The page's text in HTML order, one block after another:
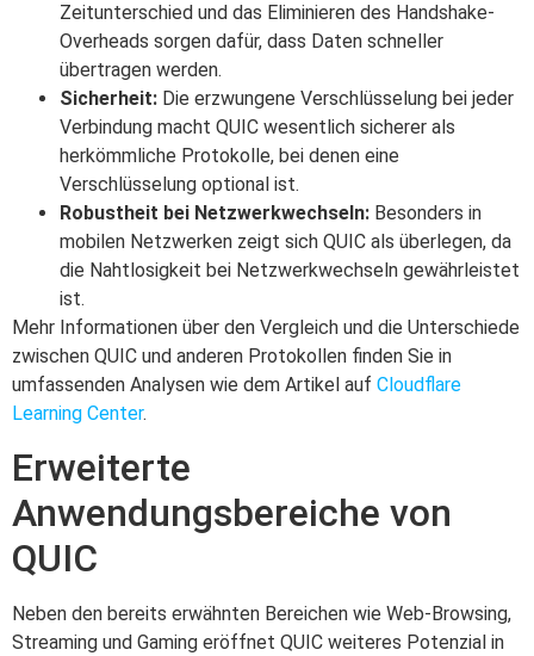
Zeitunterschied und das Eliminieren des Handshake-
Overheads sorgen dafür, dass Daten schneller
übertragen werden.
Sicherheit: Die erzwungene Verschlüsselung bei jeder
Verbindung macht QUIC wesentlich sicherer als
herkömmliche Protokolle, bei denen eine
Verschlüsselung optional ist.
Robustheit bei Netzwerkwechseln: Besonders in
mobilen Netzwerken zeigt sich QUIC als überlegen, da
die Nahtlosigkeit bei Netzwerkwechseln gewährleistet
ist.
Mehr Informationen über den Vergleich und die Unterschiede
zwischen QUIC und anderen Protokollen finden Sie in
umfassenden Analysen wie dem Artikel auf Cloudflare
Learning Center.
Erweiterte
Anwendungsbereiche von
QUIC
Neben den bereits erwähnten Bereichen wie Web-Browsing,
Streaming und Gaming eröffnet QUIC weiteres Potenzial in